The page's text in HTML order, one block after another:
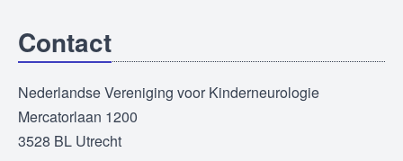
Contact
Nederlandse Vereniging voor Kinderneurologie
Mercatorlaan 1200
3528 BL Utrecht